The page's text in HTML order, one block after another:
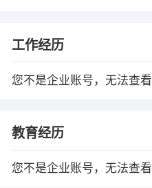
工作经历
您不是企业账号，无法查看
教育经历
您不是企业账号，无法查看